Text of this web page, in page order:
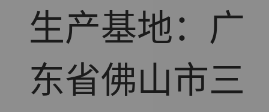
生产基地：广
东省佛山市三